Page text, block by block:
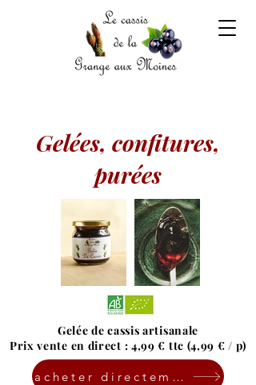
Gelées, confitures,
purées
Gelée de cassis artisanale
Prix vente en direct : 4,99 € ttc (4,99 € / p)
acheter directement en ligne